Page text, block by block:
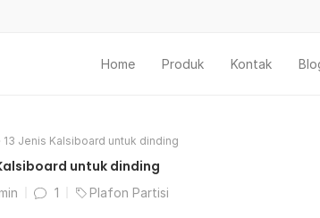
Home Produk Kontak
13 Jenis Kalsiboard untuk dinding
untuk dinding
1 Plafon Partisi